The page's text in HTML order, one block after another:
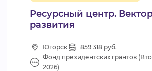
Ресурсный центр. Вектор
развития
Югорск
859 318 руб.
Фонд президентских грантов
2026)